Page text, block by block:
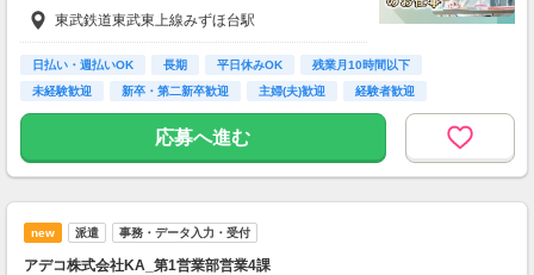
月収例 23万2000円 時給1600円×実働7h15m×
週5日×4週
※月収例を保証するものではありません。
※給与即受取りサービス利用可（利用条件有）
東武鉄道東武東上線みずほ台駅
日払い・週払いOK 長期 平日休みOK
残業月10時間以下
未経験歓迎
新卒・第二新卒歓迎 主婦(夫)歓迎
経験者歓迎
ＰＣスキル不要
応募へ進む
new 派遣 事務・データ入力・受付
アデコ株式会社KA_第1営業部営業4課